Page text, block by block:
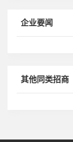
企业要闻
其他同类招商